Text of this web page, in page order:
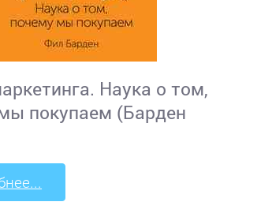
Наука о том,
покупаем (Барден